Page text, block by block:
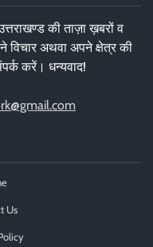
की ताज़ा ख़बरों व
विचार अथवा अपने क्षेत्र की
करें। धन्यवाद!
Us